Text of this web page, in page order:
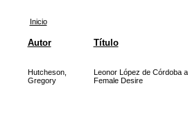
Inicio
Autor Título
Hutcheson,
Gregory
Leonor López de Córdoba
Female Desire